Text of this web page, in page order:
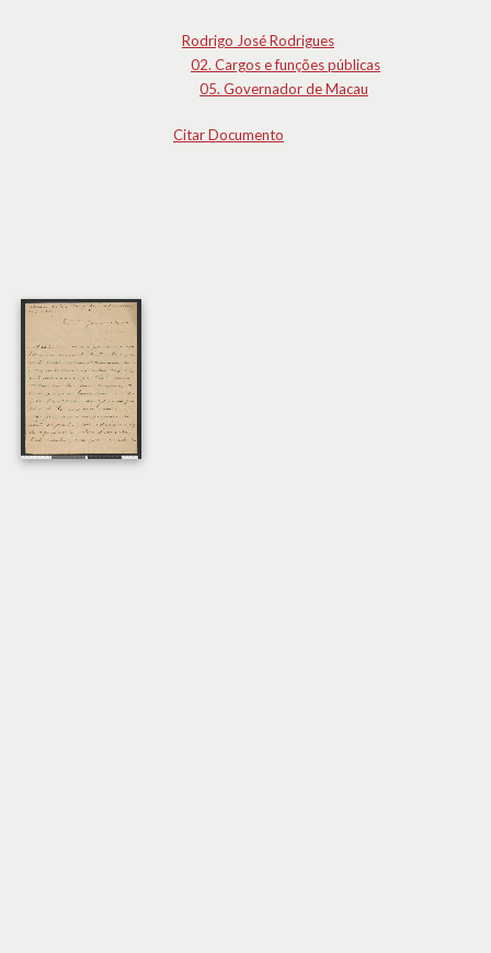
Rodrigo José Rodrigues
02. Cargos e funções públicas
05. Governador de Macau
Citar Documento